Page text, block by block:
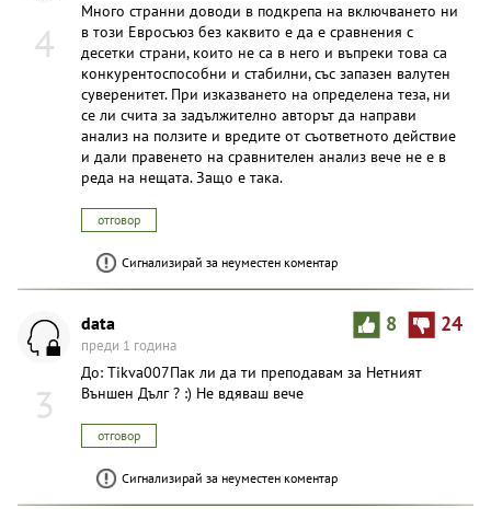
4
Много странни доводи в подкрепа на включването ни
в този Евросъюз без каквито е да е сравнения с
десетки страни, които не са в него и въпреки това са
конкурентоспособни и стабилни, със запазен валутен
суверенитет. При изказването на определена теза, ни
се ли счита за задължително авторът да направи
анализ на ползите и вредите от съответното действие
и дали правенето на сравнителен анализ вече не е в
реда на нещата. Защо е така.
отговор
Сигнализирай за неуместен коментар
3
8 24
data
преди 1 година
До: Tikva007Пак ли да ти преподавам за Нетният
Външен Дълг ? :) Не вдяваш вече
отговор
Сигнализирай за неуместен коментар